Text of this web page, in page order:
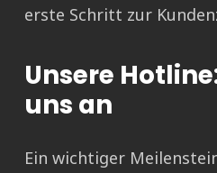
erste Schritt zur
Unsere
uns an
Ein wichtiger